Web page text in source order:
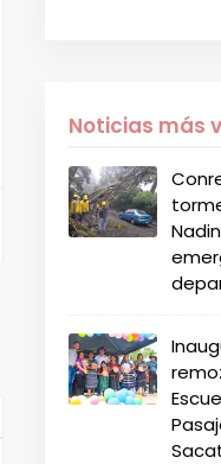
Noticias más